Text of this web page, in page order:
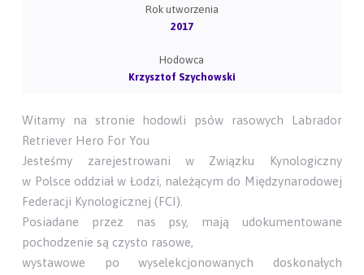
Rok utworzenia
2017
Hodowca
Krzysztof Szychowski
Witamy na stronie hodowli psów rasowych Labrador
Retriever Hero For You
Jesteśmy zarejestrowani w Związku Kynologiczny
w Polsce oddział w Łodzi, należącym do Międzynarodowej
Federacji Kynologicznej (FCI).
Posiadane przez nas psy, mają udokumentowane
pochodzenie są czysto rasowe,
wystawowe po wyselekcjonowanych doskonałych